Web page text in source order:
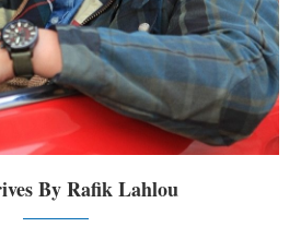
By Rafik Lahlou